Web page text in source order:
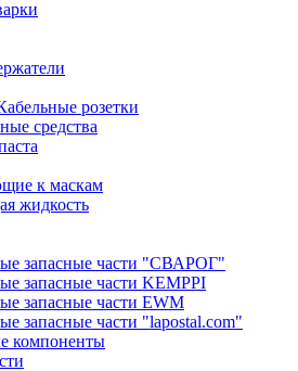
розетки
средства
к маскам
жидкость
запасные части "СВАРОГ"
запасные части KEMPPI
запасные части EWM
запасные части "lapostal.com"
компоненты